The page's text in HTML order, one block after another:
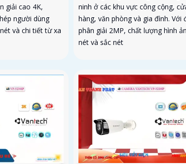
giải cao 4K,
người dùng
và chi tiết từ xa
ninh ở các khu vực công cộng,
hàng, văn phòng và gia đình. Với
phân giải 2MP, chất lượng hình
nét và sắc nét